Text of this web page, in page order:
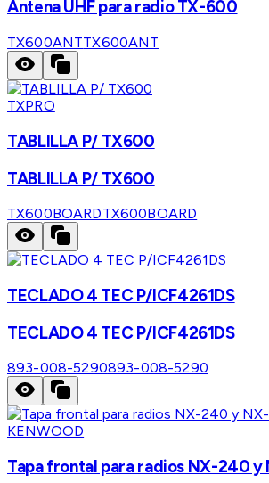
Antena UHF para radio TX-600
TX600ANTTX600ANT
TXPRO
TABLILLA P/ TX600
TABLILLA P/ TX600
TX600BOARDTX600BOARD
TECLADO 4 TEC P/ICF4261DS
TECLADO 4 TEC P/ICF4261DS
893-008-5290893-008-5290
KENWOOD
Tapa frontal para radios NX-240